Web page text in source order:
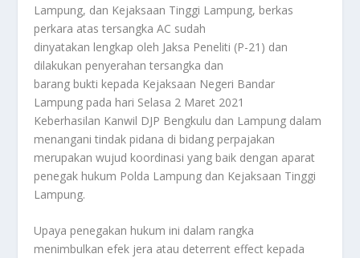
Lampung, dan Kejaksaan Tinggi Lampung, berkas
perkara atas tersangka AC sudah
dinyatakan lengkap oleh Jaksa Peneliti (P-21) dan
dilakukan penyerahan tersangka dan
barang bukti kepada Kejaksaan Negeri Bandar
Lampung pada hari Selasa 2 Maret 2021
Keberhasilan Kanwil DJP Bengkulu dan Lampung dalam
menangani tindak pidana di bidang perpajakan
merupakan wujud koordinasi yang baik dengan aparat
penegak hukum Polda Lampung dan Kejaksaan Tinggi
Lampung.
Upaya penegakan hukum ini dalam rangka
menimbulkan efek jera atau deterrent effect kepada